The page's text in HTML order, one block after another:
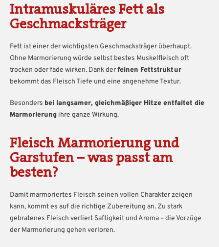
Intramuskuläres Fett als
Geschmacksträger
Fett ist einer der wichtigsten Geschmacksträger überhaupt.
Ohne Marmorierung würde selbst bestes Muskelfleisch oft
trocken oder fade wirken. Dank derfeinen Fettstruktur
bekommt das Fleisch Tiefe und eine angenehme Textur.
Besonders bei langsamer, gleichmäßiger Hitze entfaltet die
Marmorierung ihre ganze Wirkung.
Fleisch Marmorierung und
Garstufen – was passt am
besten?
Damit marmoriertes Fleisch seinen vollen Charakter zeigen
kann, kommt es auf die richtige Zubereitung an. Zu stark
gebratenes Fleisch verliert Saftigkeit und Aroma – die Vorzüge
der Marmorierung gehen verloren.